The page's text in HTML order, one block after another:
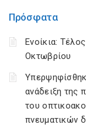
Πρόσφατα
Ενοίκια:
Οκτωβρίου
ανάδειξη της
του
πνευματικών